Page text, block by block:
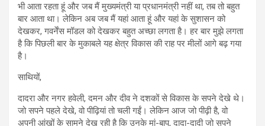
भी आता रहता हूं और जब मैं मुख्यमंत्री या प्रधानमंत्री नहीं था, तब तो बहुत
बार आता था। लेकिन अब जब मैं यहां आता हूं और यहां के सुशासन को
देखकर, गवर्नेंस मॉडल को देखकर बहुत अच्छा लगता है। हर बार मुझे लगता
है कि पिछली बार के मुकाबले यह क्षेत्र विकास की राह पर मीलों आगे बढ़ गया
है।
साथियों,
दादरा और नगर हवेली, दमन और दीव ने दशकों से विकास के सपने देखे थे।
जो सपने पहले देखे, वो पीढ़ियां तो चली गईं। लेकिन आज जो पीढ़ी है, वो
अपनी आंखों के सामने देख रही है कि उनके मां-बाप, दादा-दादी जो सपने